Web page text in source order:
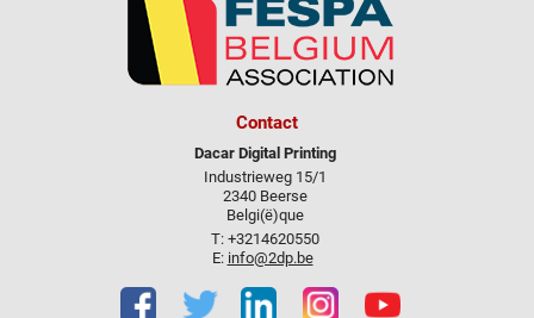
Contact
Dacar Digital Printing
Industrieweg 15/1
2340 Beerse
Belgi(ë)que
T: +3214620550
E: info@2dp.be